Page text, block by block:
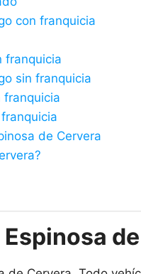
con franquicia
franquicia
sin franquicia
franquicia
de Cervera